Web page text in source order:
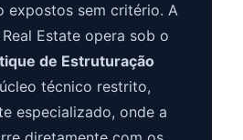
expostos sem critério. A
Estate opera sob o
de Estruturação
técnico restrito,
especializado, onde a